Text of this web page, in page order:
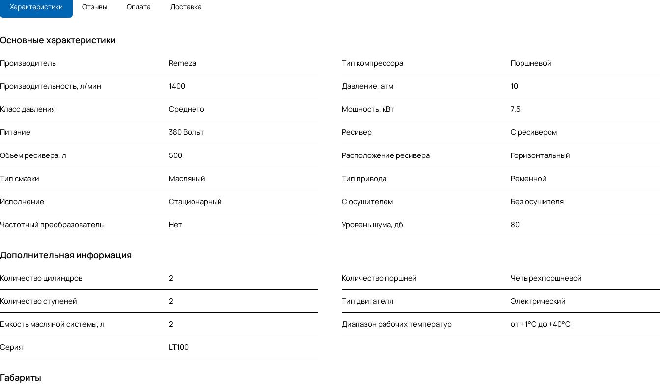
Характеристики Отзывы Оплата Доставка
Основные характеристики
Производитель Remeza Тип компрессора Поршневой
Производительность, л/мин 1400 Давление, атм 10
Класс давления Среднего Мощность, кВт 7.5
Питание 380 Вольт Ресивер С ресивером
Объем ресивера, л 500 Расположение ресивера Горизонтальный
Тип смазки Масляный Тип привода Ременной
Исполнение Стационарный С осушителем Без осушителя
Частотный преобразователь Нет Уровень шума, дб 80
Дополнительная информация
Количество цилиндров 2 Количество поршней Четырехпоршневой
Количество ступеней 2 Тип двигателя Электрический
Емкость масляной системы, л 2 Диапазон рабочих температур от +1°C до +40°C
Серия LT100
Габариты